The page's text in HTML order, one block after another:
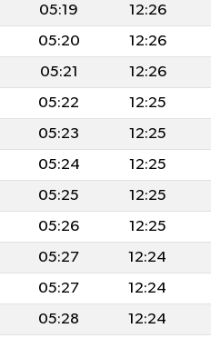
05:19 12:26
05:20 12:26
05:21 12:26
05:22 12:25
05:23 12:25
05:24 12:25
05:25 12:25
05:26 12:25
05:27 12:24
05:27 12:24
05:28 12:24